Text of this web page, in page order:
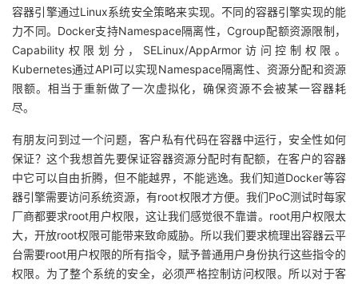
容器引擎通过Linux系统安全策略来实现。不同的容器引擎实现的能
力不同。Docker支持Namespace隔离性，Cgroup配额资源限制，
Capability权限划分，SELinux/AppArmor访问控制权限。
Kubernetes通过API可以实现Namespace隔离性、资源分配和资源
限额。相当于重新做了一次虚拟化，确保资源不会被某一容器耗
尽。
有朋友问到过一个问题，客户私有代码在容器中运行，安全性如何
保证？这个我想首先要保证容器资源分配时有配额，在客户的容器
中它可以自由折腾，但不能越界，不能逃逸。我们知道Docker等容
器引擎需要访问系统资源，有root权限才方便。我们PoC测试时每家
厂商都要求root用户权限，这让我们感觉很不靠谱。root用户权限太
大，开放root权限可能带来致命威胁。所以我们要求梳理出容器云平
台需要root用户权限的所有指令，赋予普通用户身份执行这些指令的
权限。为了整个系统的安全，必须严格控制访问权限。所以对于客